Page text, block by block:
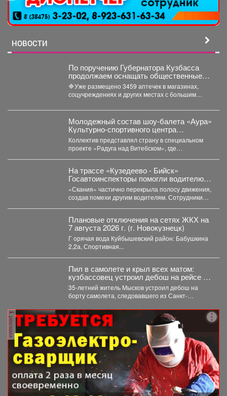
НОВОСТИ
По поручению Губернатора Кузбасса
продолжаем оснащать общественные
пространства аптечками первой
помощи.
🔷Уже размещено 3459 аптечек в магазинах,
соцучреждениях и других местах с большим
Молодежный состав шоу-балета «Аура»
Культурно-спортивного центра
металлургов победил в международном
конкурсе «Славянский базар» в
Витебске.
Коллектив представлял страну в специальном
проекте «Радуга над Витебском», где
На трассе «Кузедеево - Бийск»
Госавтоинспекторы помогли водителю
застрявшего в кювете грузовика.
«Скания» частично перекрыла полосу движения,
создав помехи другим водителям. Сотрудники
Плановые отключения на сетях ЖКХ на
7 августа 2026 г. (г. Новокузнецк)
Г орячая вода Куйбышевский район: Бабушкина
2,2а, Спортивная...
Пил в самолете и крыл всех матом:
кузбассовец устроил дебош на рейсе из
Петербурга
35-летний житель Мысков устроил дебош на
борту самолета, следовавшего из Санкт-
реклама